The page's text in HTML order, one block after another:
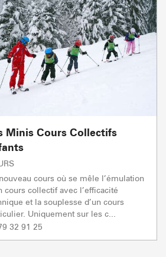
VISITES &
Ouverte
TSF GRANDE
En préparation
Autres 2/2
mécaniques
Minis Cours Collectifs
cours où se mêle l’émulation
cours collectif avec l’efficacité
et la souplesse d’un cours
Uniquement sur les c...
32 91 25